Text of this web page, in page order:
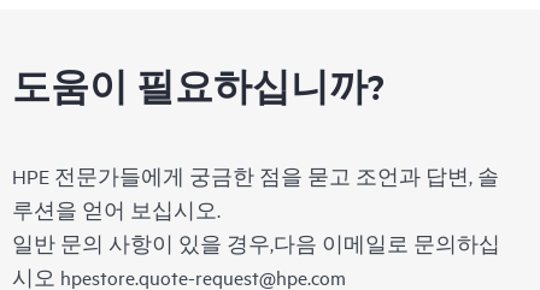
도움이 필요하십니까?
HPE 전문가들에게 궁금한 점을 묻고 조언과 답변, 솔
루션을 얻어 보십시오.
일반 문의 사항이 있을 경우,다음 이메일로 문의하십
시오 hpestore.quote-request@hpe.com